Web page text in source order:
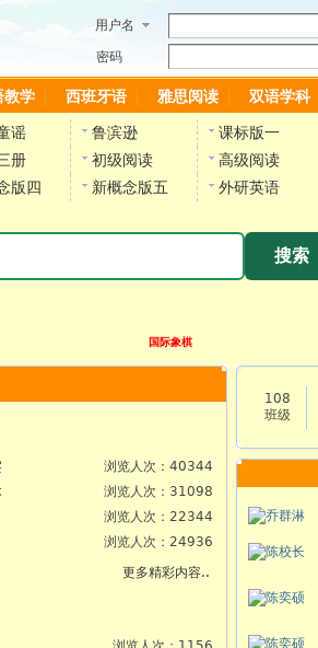
用户名
密码
教学 西班牙语 雅思阅读 双语学科
谣 鲁滨逊 课标版一
册 初级阅读 高级阅读
版四 新概念版五 外研英语
搜索
国际象棋
浏览人次：40344
浏览人次：31098
浏览人次：22344
浏览人次：24936
更多精彩内容..
108
班级